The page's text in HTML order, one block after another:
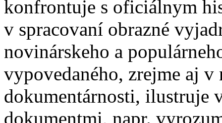
konfrontuje s oficiálnym
v spracovaní obrazné
novinárskeho a
vypovedaného, zrejme aj
dokumentárnosti, ilustruje
dokumentmi, napr.